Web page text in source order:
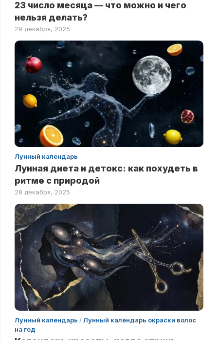
23 число месяца — что можно и чего
нельзя делать?
29 декабря, 2025
Лунный календарь
Лунная диета и детокс: как похудеть в
ритме с природой
28 декабря, 2025
Лунный календарь /Лунный календарь окраски волос
на год